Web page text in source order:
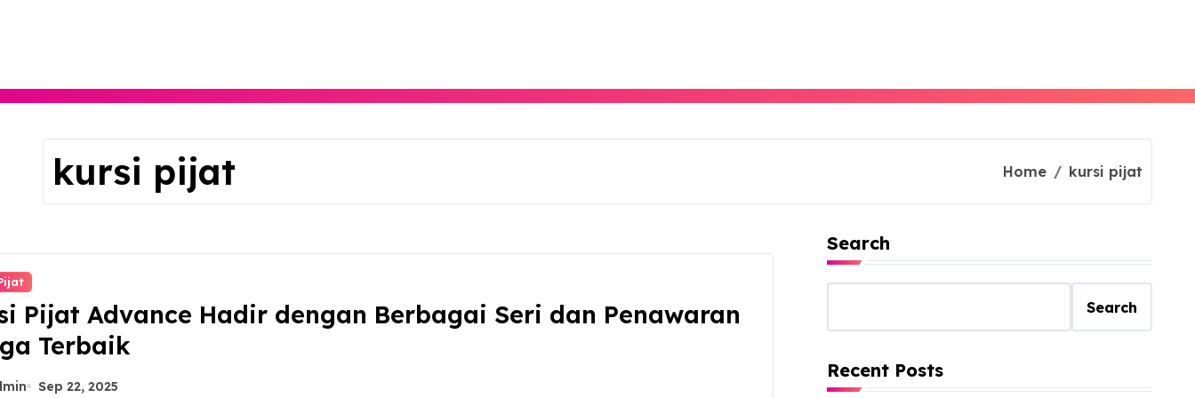
kursi pijat Home kursi pijat
Pijat Advance Hadir dengan Berbagai Seri dan Penawaran
Terbaik
Sep 22, 2025
Search
Search
Recent Posts